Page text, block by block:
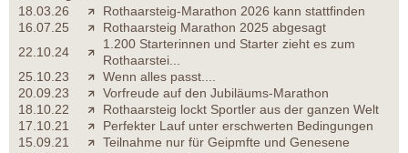
18.03.26
Rothaarsteig-Marathon 2026 kann stattfinden
16.07.25
Rothaarsteig Marathon 2025 abgesagt
22.10.24
1.200 Starterinnen und Starter zieht es zum
Rothaarstei...
25.10.23
Wenn alles passt....
20.09.23
Vorfreude auf den Jubiläums-Marathon
18.10.22
Rothaarsteig lockt Sportler aus der ganzen Welt
17.10.21
Perfekter Lauf unter erschwerten Bedingungen
15.09.21
Teilnahme nur für Geipmfte und Genesene